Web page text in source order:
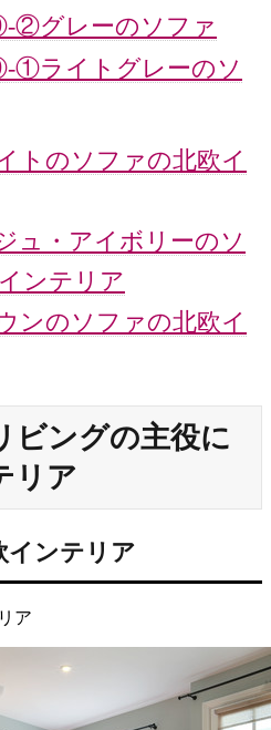
②グレーのソファ
①ライトグレーのソ
トのソファの北欧イ
ュ・アイボリーのソ
ンテリア
ンのソファの北欧イ
ビングの主役に
リア
ンテリア